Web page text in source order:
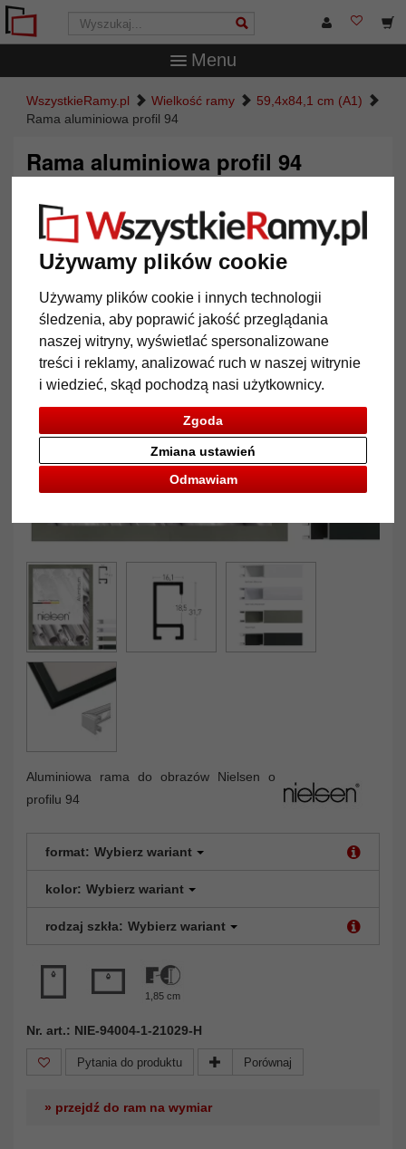
Używamy plików cookie
Używamy plików cookie i innych technologii
śledzenia, aby poprawić jakość przeglądania
naszej witryny, wyświetlać spersonalizowane
treści i reklamy, analizować ruch w naszej witrynie
i wiedzieć, skąd pochodzą nasi użytkownicy.
Zgoda
Odmawiam
Zmiana ustawień
Menu
WszystkieRamy.pl Wielkość ramy
59,4x84,1 cm (A1)
Rama aluminiowa profil 94
Rama aluminiowa profil 94
Powrót
Aluminiowa rama do obrazów Nielsen o
profilu 94
format: Wybierz wariant
kolor: Wybierz wariant
rodzaj szkła: Wybierz wariant
1,85 cm
Nr. art.: NIE-94004-1-21029-H
Pytania do produktu Porównaj
» przejdź do ram na wymiar